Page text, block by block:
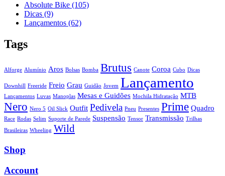
Absolute Bike (105)
Dicas (9)
Lançamentos (62)
Tags
Alforge Alumínio Aros Bolsas Bomba Brutus Canote Coroa Cubo Dicas
Downhill Freeride Freio Grau Guidão Jovem Lançamento
Lançamentos Luvas Manoplas Mesas e Guidões Mochila Hidratação MTB
Nero Nero 5 Oil Slick Outfit Pedivela Pneu Presentes Prime Quadro
Race Rodas Selim Suporte de Parede Suspensão Tensor Transmissão Trilhas
Brasileiras Wheeling Wild
Shop
Account